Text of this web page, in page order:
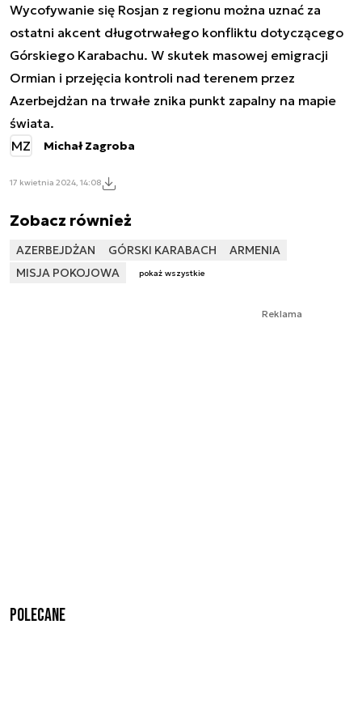
Wycofywanie się Rosjan z regionu można uznać za
ostatni akcent długotrwałego konfliktu dotyczącego
Górskiego Karabachu. W skutek masowej emigracji
Ormian i przejęcia kontroli nad terenem przez
Azerbejdżan na trwałe znika punkt zapalny na mapie
świata.
MZ
Michał Zagroba
17 kwietnia 2024, 14:08
Zobacz również
AZERBEJDŻAN GÓRSKI KARABACH
ARMENIA
MISJA POKOJOWA
pokaż wszystkie
Reklama
Polecane